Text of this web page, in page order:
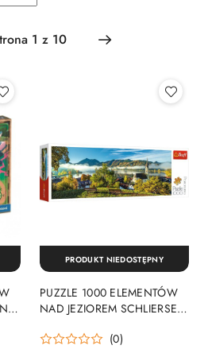
PUZZLE 1000 ELEMENTÓW
NAD JEZIOREM SCHLIERSEE
(0)
PRODUKT NIEDOSTĘPNY